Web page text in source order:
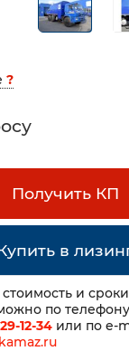
?
Получить КП
в
и
по
12-34 или по e-